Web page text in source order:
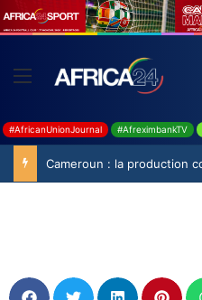
#AfricanUnionJournal #AfreximbankTV